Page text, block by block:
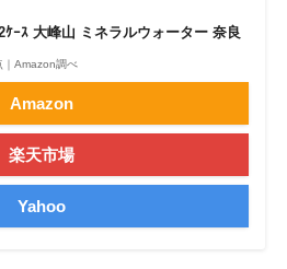
ｰｽ 大峰山 ミネラルウォーター 奈良
Amazon調べ
Amazon
楽天市場
Yahoo